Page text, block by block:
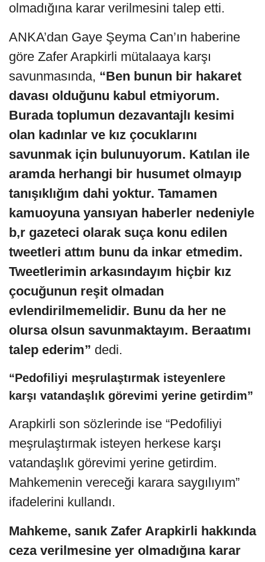
olmadığına karar verilmesini talep etti.
ANKA’dan Gaye Şeyma Can’ın haberine
göre Zafer Arapkirli mütalaaya karşı
savunmasında, “Ben bunun bir hakaret
davası olduğunu kabul etmiyorum.
Burada toplumun dezavantajlı kesimi
olan kadınlar ve kız çocuklarını
savunmak için bulunuyorum. Katılan ile
aramda herhangi bir husumet olmayıp
tanışıklığım dahi yoktur. Tamamen
kamuoyuna yansıyan haberler nedeniyle
b,r gazeteci olarak suça konu edilen
tweetleri attım bunu da inkar etmedim.
Tweetlerimin arkasındayım hiçbir kız
çocuğunun reşit olmadan
evlendirilmemelidir. Bunu da her ne
olursa olsun savunmaktayım. Beraatımı
talep ederim” dedi.
“Pedofiliyi meşrulaştırmak isteyenlere
karşı vatandaşlık görevimi yerine getirdim”
Arapkirli son sözlerinde ise “Pedofiliyi
meşrulaştırmak isteyen herkese karşı
vatandaşlık görevimi yerine getirdim.
Mahkemenin vereceği karara saygılıyım”
ifadelerini kullandı.
Mahkeme, sanık Zafer Arapkirli hakkında
ceza verilmesine yer olmadığına karar